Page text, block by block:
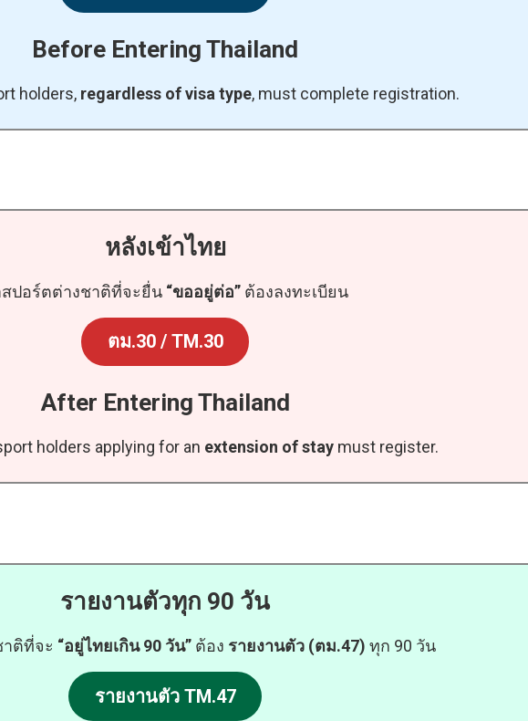
Before Entering Thailand
holders, regardless of visa type, must complete registration.
หลังเข้าไทย
ปอร์ตต่างชาติที่จะยื่น “ขออยู่ต่อ” ต้องลงทะเบียน
ตม.30 / TM.30
After Entering Thailand
holders applying for an extension of stay must register.
รายงานตัวทุก 90 วัน
ติที่จะ “อยู่ไทยเกิน 90 วัน” ต้อง รายงานตัว (ตม.47) ทุก 90 วัน
รายงานตัว TM.47